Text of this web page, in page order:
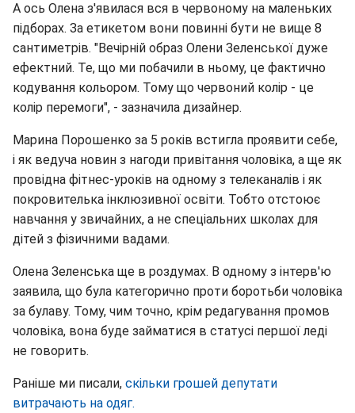
А ось Олена з'явилася вся в червоному на маленьких
підборах. За етикетом вони повинні бути не вище 8
сантиметрів. "Вечірній образ Олени Зеленської дуже
ефектний. Те, що ми побачили в ньому, це фактично
кодування кольором. Тому що червоний колір - це
колір перемоги", - зазначила дизайнер.
Марина Порошенко за 5 років встигла проявити себе,
і як ведуча новин з нагоди привітання чоловіка, а ще як
провідна фітнес-уроків на одному з телеканалів і як
покровителька інклюзивної освіти. Тобто отстоює
навчання у звичайних, а не спеціальних школах для
дітей з фізичними вадами.
Олена Зеленська ще в роздумах. В одному з інтерв'ю
заявила, що була категорично проти боротьби чоловіка
за булаву. Тому, чим точно, крім редагування промов
чоловіка, вона буде займатися в статусі першої леді
не говорить.
Раніше ми писали, скільки грошей депутати
витрачають на одяг.